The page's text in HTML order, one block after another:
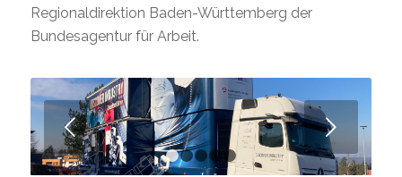
Regionaldirektion Baden-Württemberg der
Bundesagentur für Arbeit.
Weiter
1 2 3 4 5